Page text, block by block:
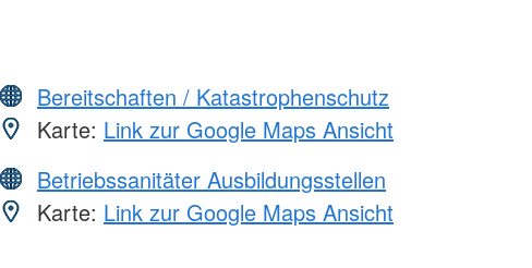
Bereitschaften / Katastrophenschutz
Karte: Link zur Google Maps Ansicht
Betriebssanitäter Ausbildungsstellen
Karte: Link zur Google Maps Ansicht